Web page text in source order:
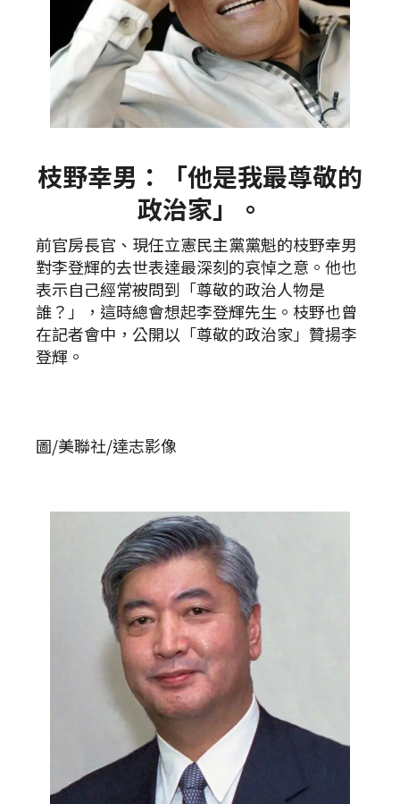
枝野幸男：「他是我最尊敬的
政治家」。
前官房長官、現任立憲民主黨黨魁的枝野幸男
對李登輝的去世表達最深刻的哀悼之意。他也
表示自己經常被問到「尊敬的政治人物是
誰？」，這時總會想起李登輝先生。枝野也曾
在記者會中，公開以「尊敬的政治家」贊揚李
登輝。
圖/美聯社/達志影像